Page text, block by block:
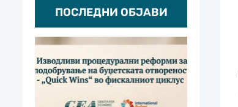
ПОСЛЕДНИ ОБЈАВИ